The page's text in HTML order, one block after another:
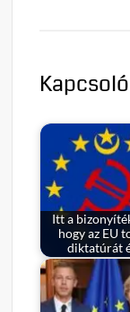
Itt a
hogy az EU
diktatúrát